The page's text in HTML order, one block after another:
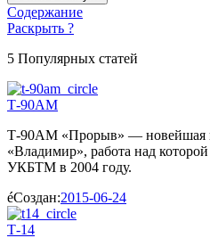
Содержание
Раскрыть ?
5 Популярных статей
Т-90АМ
Т-90АМ «Прорыв» — новейшая
«Владимир», работа над
УКБТМ в 2004 году.
Создан:2015-06-24
Т-14